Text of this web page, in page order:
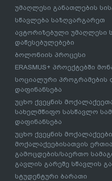
უმაღლესი განათლების
სწავლება საზღვარგარეთ
ავტორიზებული უმაღლესი
დაწესებულებები
ბოლონიის პროცესი
ERASMUS+ პროექტებში
სოციალური პროგრამების
დაფინანსება
უცხო ქვეყნის
სახელმწიფო სასწავლო
დაფინანსება
უცხო ქვეყნის
მოქალაქეებისათვის
გამოცდების/საერთო
გავლის გარეშე სწავლის
სტუდენტური ბარათი